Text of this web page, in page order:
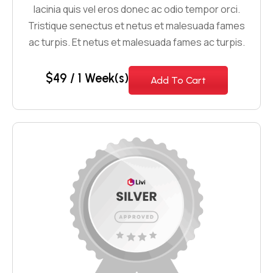
lacinia quis vel eros donec ac odio tempor orci.
Tristique senectus et netus et malesuada fames
ac turpis. Et netus et malesuada fames ac turpis.
$49 / 1 Week(s) Add To Cart